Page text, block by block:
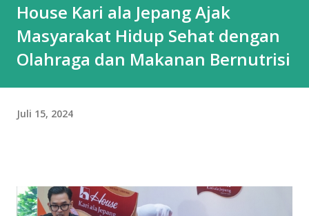
House Kari ala Jepang Ajak
Masyarakat Hidup Sehat dengan
Olahraga dan Makanan Bernutrisi
Juli 15, 2024